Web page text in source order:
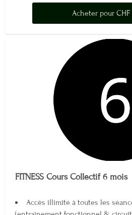
Acheter pour CHF
FITNESS Cours Collectif 6 mois
Accès illimité à toutes les